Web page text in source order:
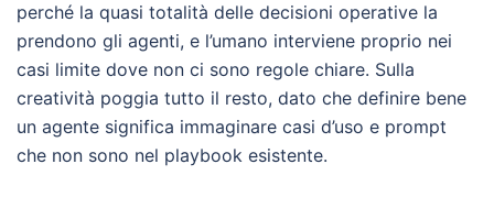
perché la quasi totalità delle decisioni operative la
prendono gli agenti, e l’umano interviene proprio nei
casi limite dove non ci sono regole chiare. Sulla
creatività poggia tutto il resto, dato che definire bene
un agente significa immaginare casi d’uso e prompt
che non sono nel playbook esistente.